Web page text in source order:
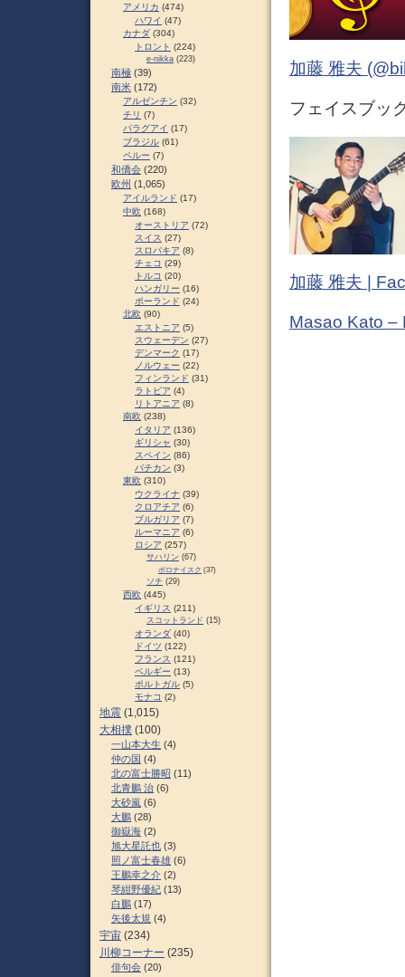
加藤 雅夫
フェイスブッ
加藤 雅夫 |
Masao Kato –
アメリカ (474)
ハワイ (47)
カナダ (304)
トロント (224)
e-nikka (223)
南極 (39)
南米 (172)
アルゼンチン (32)
チリ (7)
パラグアイ (17)
ブラジル (61)
ペルー (7)
和僑会 (220)
欧州 (1,065)
アイルランド (17)
中欧 (168)
オーストリア (72)
スイス (27)
スロパキア (8)
チェコ (29)
トルコ (20)
ハンガリー (16)
ポーランド (24)
北欧 (90)
エストニア (5)
スウェーデン (27)
デンマーク (17)
ノルウェー (22)
フィンランド (31)
ラトビア (4)
リトアニア (8)
南欧 (238)
イタリア (136)
ギリシャ (30)
スペイン (86)
バチカン (3)
東欧 (310)
ウクライナ (39)
クロアチア (6)
ブルガリア (7)
ルーマニア (6)
ロシア (257)
サハリン (67)
ポロナイスク (37)
ソチ (29)
西欧 (445)
イギリス (211)
スコットランド (15)
オランダ (40)
ドイツ (122)
フランス (121)
ベルギー (13)
ポルトガル (5)
モナコ (2)
地震 (1,015)
大相撲 (100)
一山本大生 (4)
仲の国 (4)
北の富士勝昭 (11)
北青鵬 治 (6)
大砂嵐 (6)
大鵬 (28)
御嶽海 (2)
旭大星託也 (3)
照ノ富士春雄 (6)
王鵬幸之介 (2)
琴紺野優紀 (13)
白鵬 (17)
矢後太規 (4)
宇宙 (234)
川柳コーナー (235)
俳句会 (20)